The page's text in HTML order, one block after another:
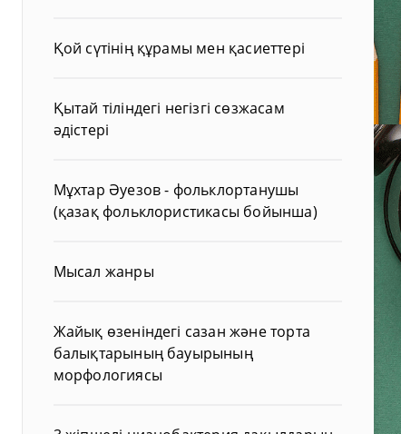
Қой сүтінің құрамы мен қасиеттері
Қытай тіліндегі негізгі сөзжасам
әдістері
Мұхтар Әуезов - фольклортанушы
(қазақ фольклористикасы бойынша)
Мысал жанры
Жайық өзеніндегі сазан және торта
балықтарының бауырының
морфологиясы